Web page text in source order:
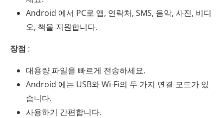
Android 에서 PC로 앱, 연락처, SMS, 음악, 사진, 비디
오, 책을 지원합니다.
장점 :
대용량 파일을 빠르게 전송하세요.
Android 에는 USB와 Wi-Fi의 두 가지 연결 모드가 있
습니다.
사용하기 간편합니다.